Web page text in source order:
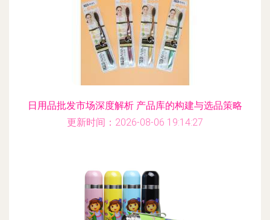
日用品批发市场深度解析 产品库的构建与选品策略
更新时间：2026-08-06 19:14:27